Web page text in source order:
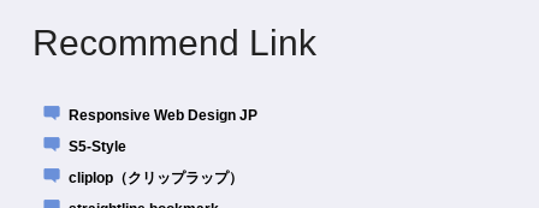
Recommend Link
Responsive Web Design JP
S5-Style
cliplop（クリップラップ）